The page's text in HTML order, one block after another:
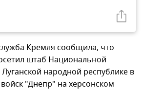
Кремля сообщила, что
штаб Национальной
народной республике в
"Днепр" на херсонском